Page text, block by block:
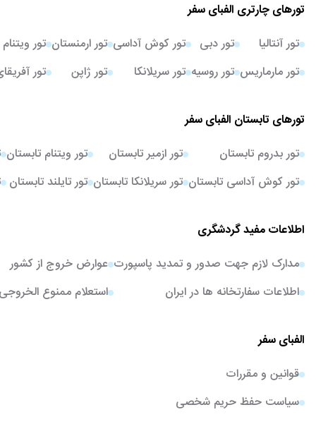
تورهای چارتری الفبای سفر
تور آنتالیا
تور مارماریس
تور دبی
تور روسیه
تور کوش آداسی
تور سریلانکا
تور ارمنستان
تور ژاپن
تور ویتنام
تور
تورهای تابستان الفبای سفر
تور بدروم تابستان
تور کوش آداسی تابستان
تور ازمیر تابستان
تور سریلانکا تابستان
تور ویتنام تابستان
تور تایلند تابستان
اطلاعات مفید گردشگری
مدارک لازم جهت صدور و تمدید پاسپورت
اطلاعات سفارتخانه ها در ایران
عوارض خروج از کشور
استعلام ممنوع
الفبای سفر
قوانین و مقررات
سیاست حفظ حریم شخصی